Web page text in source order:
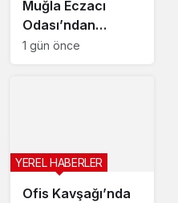
Muğla Eczacı
Odası’ndan
Yangın
1 gün önce
Ofis Kavşağı’nda
YEREL HABERLER